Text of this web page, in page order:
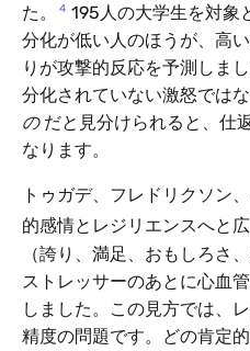
た。
4 195人の大学生を対象
分化が低い人のほうが、高
りが攻撃的反応を予測しま
分化されていない激怒ではな
のだと見分けられると、仕
なります。
トゥガデ、フレドリクソン
的感情とレジリエンスへと広
（誇り、満足、おもしろさ
ストレッサーのあとに心血
しました。この見方では、
精度の問題です。どの肯定